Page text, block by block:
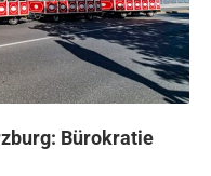
Bürokratie